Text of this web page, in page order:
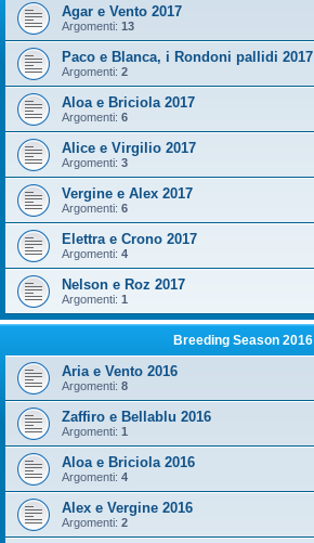
Agar e Vento 2017
Argomenti: 13
Paco e Blanca, i Rondoni pallidi 2017
Argomenti: 2
Aloa e Briciola 2017
Argomenti: 6
Alice e Virgilio 2017
Argomenti: 3
Vergine e Alex 2017
Argomenti: 6
Elettra e Crono 2017
Argomenti: 4
Nelson e Roz 2017
Argomenti: 1
Breeding Season 2016
Aria e Vento 2016
Argomenti: 8
Zaffiro e Bellablu 2016
Argomenti: 1
Aloa e Briciola 2016
Argomenti: 4
Alex e Vergine 2016
Argomenti: 2